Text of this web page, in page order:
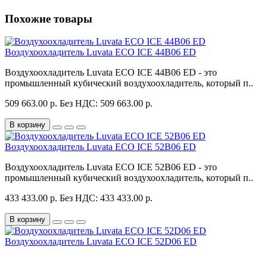
Похожие товары
Воздухоохладитель Luvata ECO ICE 44B06 ED
Воздухоохладитель Luvata ECO ICE 44B06 ED - это
промышленный кубический воздухоохладитель, который п..
509 663.00 р. Без НДС: 509 663.00 р.
В корзину
Воздухоохладитель Luvata ECO ICE 52B06 ED
Воздухоохладитель Luvata ECO ICE 52B06 ED - это
промышленный кубический воздухоохладитель, который п..
433 433.00 р. Без НДС: 433 433.00 р.
В корзину
Воздухоохладитель Luvata ECO ICE 52D06 ED